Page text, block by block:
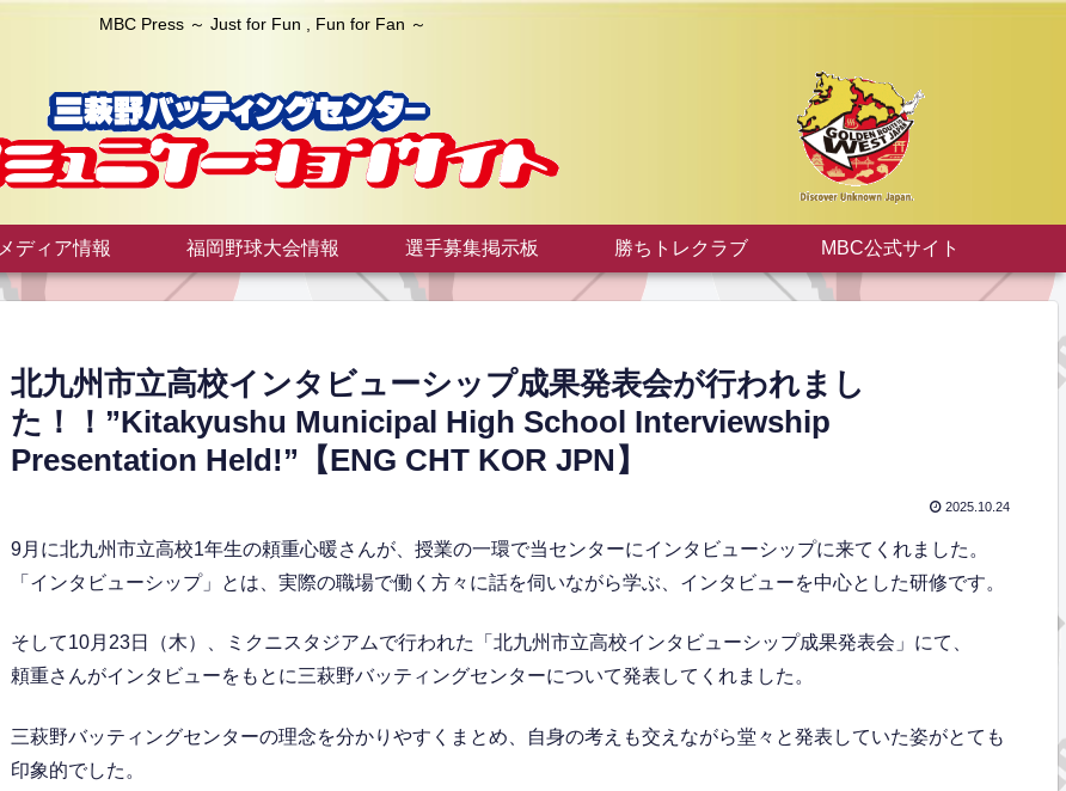
MBC Press ～ Just for Fun , Fun for Fan ～
メディア情報 福岡野球大会情報 選手募集掲示板 勝ちトレクラブ MBC公式サイト
北九州市立高校インタビューシップ成果発表会が行われまし
た！！”Kitakyushu Municipal High School Interviewship
Presentation Held!”【ENG CHT KOR JPN】
2025.10.24
9月に北九州市立高校1年生の頼重心暖さんが、授業の一環で当センターにインタビューシップに来てくれました。
「インタビューシップ」とは、実際の職場で働く方々に話を伺いながら学ぶ、インタビューを中心とした研修です。
そして10月23日（木）、ミクニスタジアムで行われた「北九州市立高校インタビューシップ成果発表会」にて、
頼重さんがインタビューをもとに三萩野バッティングセンターについて発表してくれました。
三萩野バッティングセンターの理念を分かりやすくまとめ、自身の考えも交えながら堂々と発表していた姿がとても
印象的でした。